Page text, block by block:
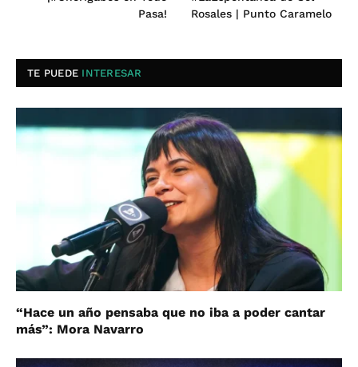
Pasa!
Rosales | Punto Caramelo
TE PUEDE INTERESAR
“Hace un año pensaba que no iba a poder cantar
más”: Mora Navarro